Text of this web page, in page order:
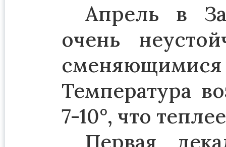
Апрель в
очень
сменяющимися
Температура
7-10°, что
Первая